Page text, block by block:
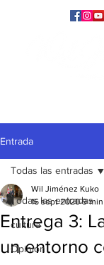
Entrada
Todas las entradas
cultura
Opinión
Todas las entradas
Entrega 3:
un entorno
Wil Jiménez Kuko
16 sept 2020 9